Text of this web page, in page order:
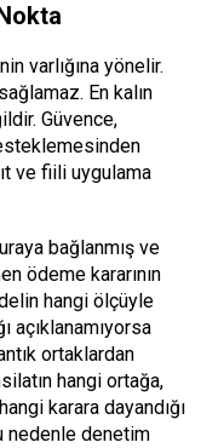
varlığına yönelir.
En kalın
Güvence,
ve fiili uygulama
bağlanmış ve
ödeme kararının
hangi ölçüyle
açıklanamıyorsa
ortaklardan
hangi ortağa,
karara dayandığı
nedenle denetim